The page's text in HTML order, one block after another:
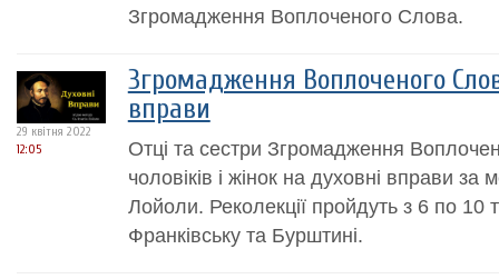
Згромадження Воплоченого Слова.
29 квітня 2022
12:05
Згромадження Воплоченого
вправи
Отці та сестри Згромадження
чоловіків і жінок на духовні вправи за
Лойоли. Реколекції пройдуть з 6 по 10
Франківську та Бурштині.